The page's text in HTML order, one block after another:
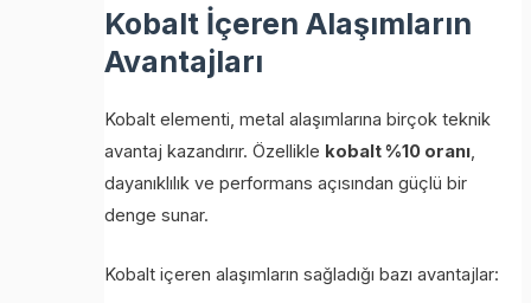
Kobalt İçeren Alaşımların
Avantajları
Kobalt elementi, metal alaşımlarına birçok teknik
avantaj kazandırır. Özellikle kobalt %10 oranı,
dayanıklılık ve performans açısından güçlü bir
denge sunar.
Kobalt içeren alaşımların sağladığı bazı avantajlar: